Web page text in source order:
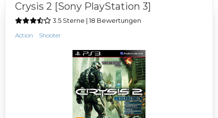
Crysis 2 [Sony PlayStation 3]
3.5 Sterne | 18 Bewertungen
Action Shooter